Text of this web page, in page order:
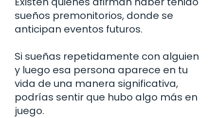
sueños premonitorios, donde se
anticipan eventos futuros.
Si sueñas repetidamente con alguien
y luego esa persona aparece en tu
vida de una manera significativa,
podrías sentir que hubo algo más en
juego.